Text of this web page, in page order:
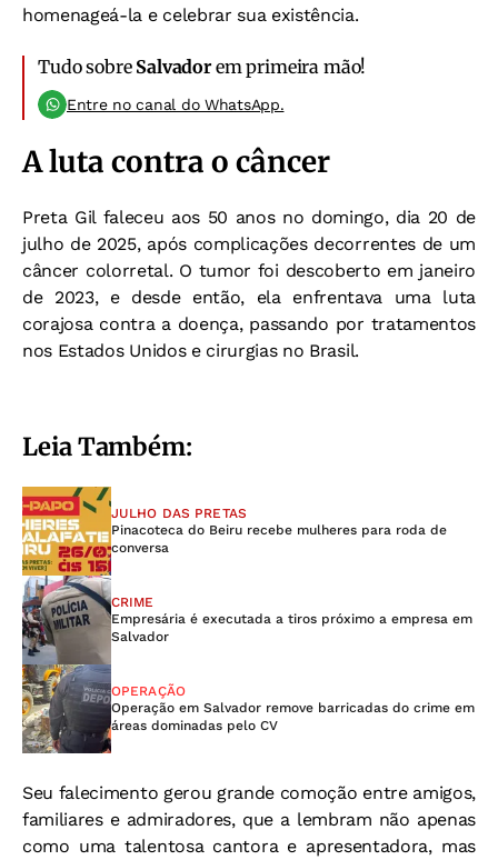
homenageá-la e celebrar sua existência.
Tudo sobre Salvadorem primeira mão!
Entre no canal do WhatsApp.
A luta contra o câncer
Preta Gil faleceu aos 50 anos no domingo, dia 20 de
julho de 2025, após complicações decorrentes de um
câncer colorretal. O tumor foi descoberto em janeiro
de 2023, e desde então, ela enfrentava uma luta
corajosa contra a doença, passando por tratamentos
nos Estados Unidos e cirurgias no Brasil.
Leia Também:
JULHO DAS PRETAS
Pinacoteca do Beiru recebe mulheres para roda de
conversa
CRIME
Empresária é executada a tiros próximo a empresa em
Salvador
OPERAÇÃO
Operação em Salvador remove barricadas do crime em
áreas dominadas pelo CV
Seu falecimento gerou grande comoção entre amigos,
familiares e admiradores, que a lembram não apenas
como uma talentosa cantora e apresentadora, mas